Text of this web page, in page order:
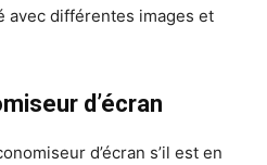
avec différentes images et
d’écran
d’écran s’il est en